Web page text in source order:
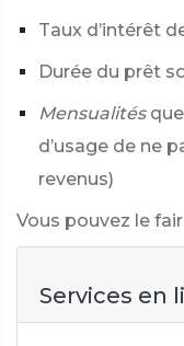
Taux d’intérêt
Durée du prêt
Mensualités
d’usage de ne
revenus)
Vous pouvez le
Services en